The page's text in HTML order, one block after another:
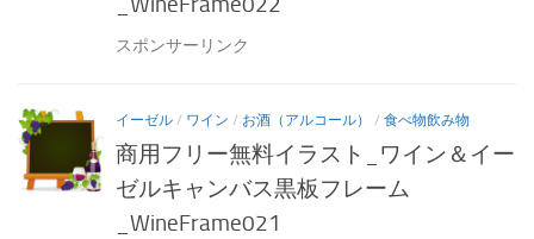
スポンサーリンク
イーゼル / ワイン / お酒（アルコール） / 食べ物飲み物
商用フリー無料イラスト_ワイン＆イー
ゼルキャンバス黒板フレーム
_WineFrame021